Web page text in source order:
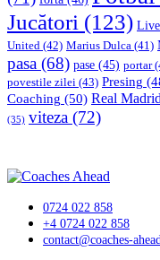
Jucători (123)
United (42) Marius Dulca (41)
pasa (68) pase (45) portar
povestile zilei (43) Presing
Coaching (50) Real Madrid
(35) viteza (72)
0724 022 858
+4 0724 022 858
contact@coaches-